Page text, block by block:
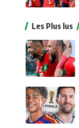
Les Plus lus